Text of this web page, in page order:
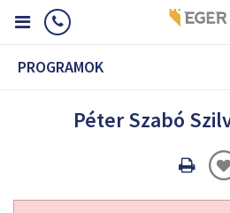
PROGRAMOK
Péter Szabó
Oldal